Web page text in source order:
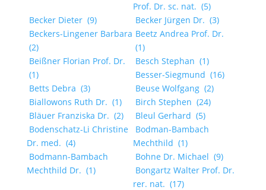
Prof. Dr. sc. nat. (5)
Becker Dieter (9) Becker Jürgen Dr. (3)
Beckers-Lingener Barbara
(2)
Beetz Andrea Prof. Dr.
(1)
Beißner Florian Prof. Dr.
(1)
Besch Stephan (1)
Besser-Siegmund (16)
Betts Debra (3) Beuse Wolfgang (2)
Biallowons Ruth Dr. (1) Birch Stephen (24)
Bläuer Franziska Dr. (2) Bleul Gerhard (5)
Bodenschatz-Li Christine
Dr. med. (4)
Bodman-Bambach
Mechthild (1)
Bodmann-Bambach
Mechthild Dr. (1)
Bohne Dr. Michael (9)
Bongartz Walter Prof. Dr.
rer. nat. (17)